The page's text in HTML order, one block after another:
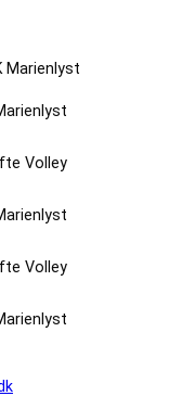
Marienlyst
Volley
Volley